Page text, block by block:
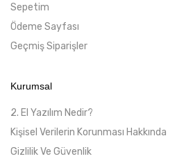
Sepetim
Ödeme Sayfası
Geçmiş Siparişler
Kurumsal
2. El Yazılım Nedir?
Kişisel Verilerin Korunması Hakkında
Gizlilik Ve Güvenlik